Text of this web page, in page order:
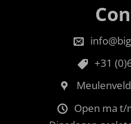
+31
Open ma t/